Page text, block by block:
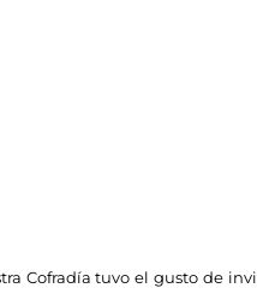
Cofradía tuvo el gusto de